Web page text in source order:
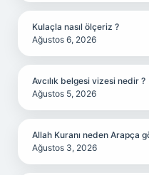
Kulaçla nasıl ölçeriz ?
Ağustos 6, 2026
Avcılık belgesi vizesi nedir ?
Ağustos 5, 2026
Allah Kuranı neden Arapça
Ağustos 3, 2026